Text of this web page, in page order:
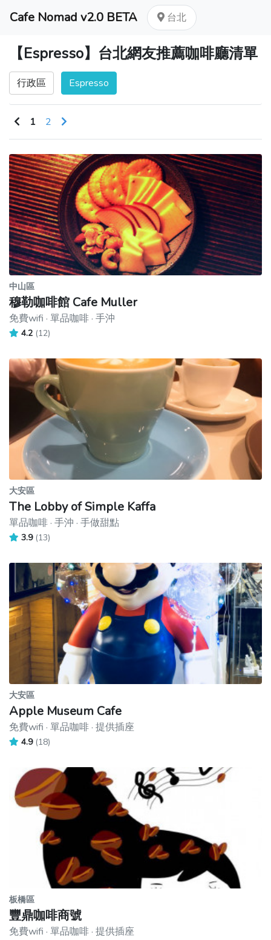
Cafe Nomad v2.0 BETA 台北
【Espresso】台北網友推薦咖啡廳清單
行政區 Espresso
1 2
中山區
穆勒咖啡館 Cafe Muller
免費wifi · 單品咖啡 · 手沖
4.2 (12)
大安區
The Lobby of Simple Kaffa
單品咖啡 · 手沖 · 手做甜點
3.9 (13)
大安區
Apple Museum Cafe
免費wifi · 單品咖啡 · 提供插座
4.9 (18)
板橋區
豐鼎咖啡商號
免費wifi · 單品咖啡 · 提供插座